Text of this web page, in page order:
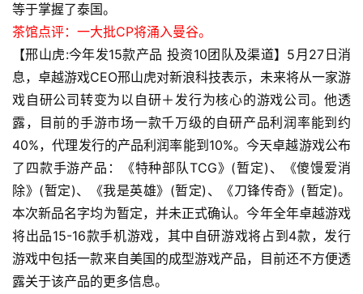
游
茶
原
创
游
戏
业
界
手
机
游
戏
等于掌握了泰国。
茶馆点评：一大批CP将涌入曼谷。
【邢山虎:今年发15款产品 投资10团队及渠道】5月27日消
息，卓越游戏CEO邢山虎对新浪科技表示，未来将从一家游
戏自研公司转变为以自研＋发行为核心的游戏公司。他透
露，目前的手游市场一款千万级的自研产品利润率能到约
40%，代理发行的产品利润率能到10%。今天卓越游戏公布
了四款手游产品：《特种部队TCG》(暂定)、《傻馒爱消
除》(暂定)、《我是英雄》(暂定)、《刀锋传奇》(暂定)。
本次新品名字均为暂定，并未正式确认。今年全年卓越游戏
将出品15-16款手机游戏，其中自研游戏将占到4款，发行
游戏中包括一款来自美国的成型游戏产品，目前还不方便透
露关于该产品的更多信息。